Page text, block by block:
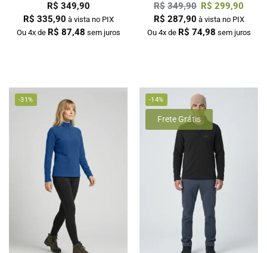
R$ 349,90
R$ 335,90 à vista no PIX
Ou 4x de R$ 87,48 sem juros
R$ 349,90 R$ 299,90
R$ 287,90 à vista no PIX
Ou 4x de R$ 74,98 sem juros
-31% -14%
Frete Grátis